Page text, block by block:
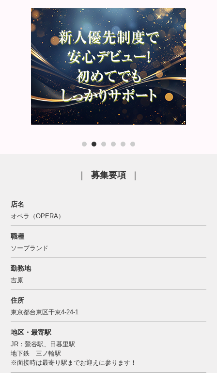
募集要項
店名
オペラ（OPERA）
職種
ソープランド
勤務地
吉原
住所
東京都台東区千束4-24-1
地区・最寄駅
JR：鶯谷駅、日暮里駅
地下鉄 三ノ輪駅
※面接時は最寄り駅までお迎えに参ります！